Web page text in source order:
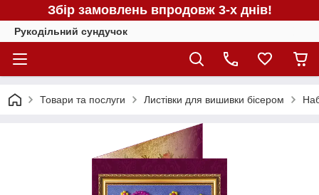
Збір замовлень впродовж 3-х днів!
Рукодільний сундучок
Товари та послуги Листівки для вишивки бісером